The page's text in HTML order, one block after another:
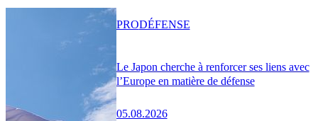
Le Japon cherche à renforcer ses liens avec
l’Europe en matière de défense
05.08.2026
PRODÉFENSE